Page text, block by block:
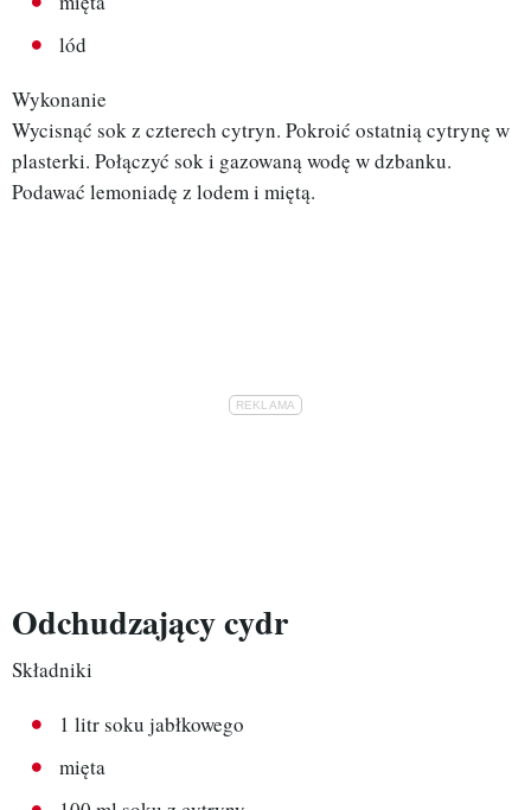
lód
Wykonanie
Wycisnąć sok z czterech cytryn. Pokroić ostatnią cytrynę w
plasterki. Połączyć sok i gazowaną wodę w dzbanku.
Podawać lemoniadę z lodem i miętą.
Odchudzający cydr
Składniki
1 litr soku jabłkowego
mięta